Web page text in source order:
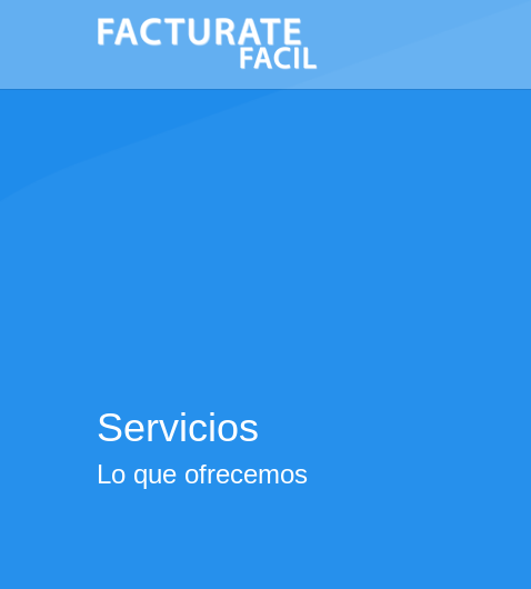
Servicios
Lo que ofrecemos